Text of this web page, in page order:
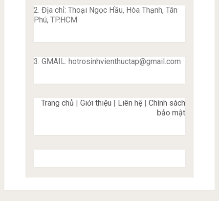
2. Địa chỉ: Thoại Ngọc Hầu, Hòa Thạnh, Tân
Phú, TP.HCM
3. GMAIL: hotrosinhvienthuctap@gmail.com
Trang chủ |Giới thiệu Liên hệ |Chính sách
bảo mật